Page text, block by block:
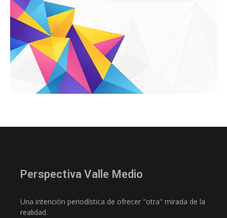
Perspectiva Valle Medio
Una intención periodística de ofrecer "otra" mirada de la
realidad.